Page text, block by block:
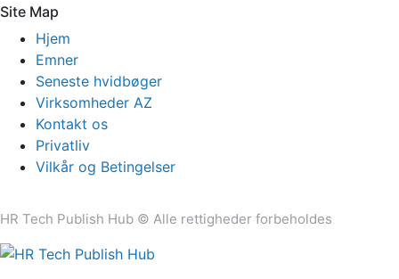
Site Map
Hjem
Emner
Seneste hvidbøger
Virksomheder AZ
Kontakt os
Privatliv
Vilkår og Betingelser
HR Tech Publish Hub © Alle rettigheder forbeholdes